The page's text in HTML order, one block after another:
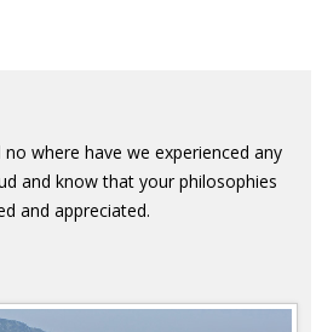
where have we experienced any
and know that your philosophies
and appreciated.